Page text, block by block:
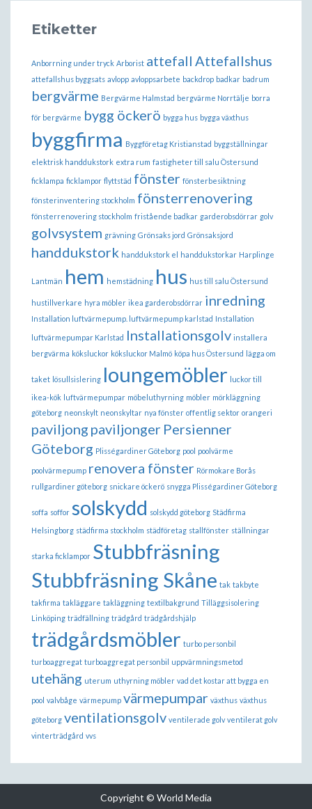
Etiketter
Anborrning under tryck Arborist attefall Attefallshus
attefallshus byggsats avlopp avloppsarbete backdrop badkar badrum
bergvärme Bergvärme Halmstad bergvärme Norrtälje borra
för bergvärme bygg öckerö bygga hus bygga växthus
byggfirma Byggföretag Kristianstad byggställningar
elektrisk handdukstork extra rum fastigheter till salu Östersund
ficklampa ficklampor flyttstäd fönster fönsterbesiktning
fönsterinventering stockholm fönsterrenovering
fönsterrenovering stockholm fristående badkar garderobsdörrar golv
golvsystem grävning Grönsaks jord Grönsaksjord
handdukstork handdukstork el handdukstorkar Harplinge
Lantmän hem hemstädning hus hus till salu Östersund
hustillverkare hyra möbler ikea garderobsdörrar inredning
Installation luftvärmepump. luftvärmepump karlstad Installation
luftvärmepumpar Karlstad Installationsgolv installera
bergvärma köksluckor köksluckor Malmö köpa hus Östersund lägga om
taket lösullsislering loungemöbler
luckor till
ikea-kök luftvärmepumpar möbeluthyrning möbler mörkläggning
göteborg neonskylt neonskyltar nya fönster offentlig sektor orangeri
paviljong paviljonger Persienner
Göteborg Plisségardiner Göteborg pool poolvärme
poolvärmepump renovera fönster Rörmokare Borås
rullgardiner göteborg snickare öckerö snygga Plisségardiner Göteborg
soffa soffor solskydd solskydd göteborg Städfirma
Helsingborg städfirma stockholm städföretag stallfönster ställningar
starka ficklampor Stubbfräsning
Stubbfräsning Skåne tak takbyte
takfirma takläggare takläggning textilbakgrund Tilläggsisolering
Linköping trädfällning trädgård trädgårdshjälp
trädgårdsmöbler turbo personbil
turboaggregat turboaggregat personbil uppvärmningsmetod
utehäng uterum uthyrning möbler vad det kostar att bygga en
pool valvbåge värmepump värmepumpar växthus växthus
göteborg ventilationsgolv ventilerade golv ventilerat golv
vinterträdgård vvs
Copyright © World Media